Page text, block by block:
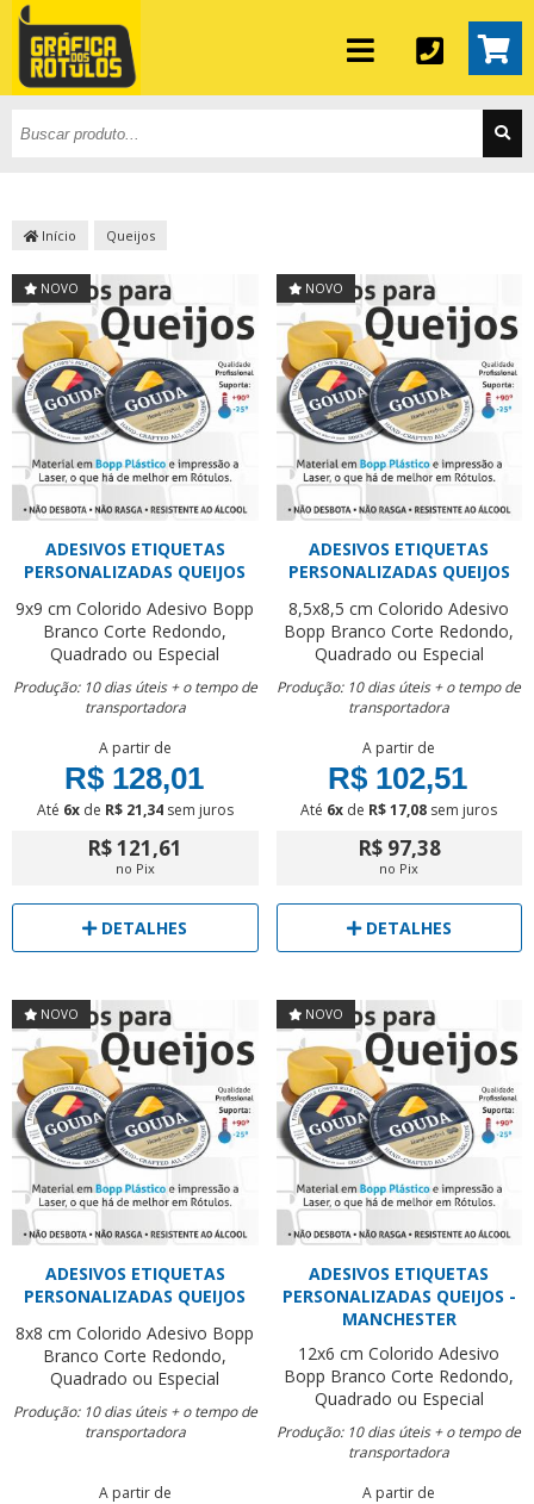
Início Queijos
NOVO
ADESIVOS ETIQUETAS
PERSONALIZADAS QUEIJOS
9x9 cm Colorido Adesivo Bopp
Branco Corte Redondo,
Quadrado ou Especial
Produção: 10 dias úteis + o tempo de
transportadora
A partir de
R$ 128,01
Até 6xde R$ 21,34sem juros
R$ 121,61
no Pix
DETALHES
NOVO
ADESIVOS ETIQUETAS
PERSONALIZADAS QUEIJOS
8,5x8,5 cm Colorido Adesivo
Bopp Branco Corte Redondo,
Quadrado ou Especial
Produção: 10 dias úteis + o tempo de
transportadora
A partir de
R$ 102,51
Até 6x de R$ 17,08 sem juros
R$ 97,38
no Pix
DETALHES
NOVO
ADESIVOS ETIQUETAS
PERSONALIZADAS QUEIJOS
8x8 cm Colorido Adesivo Bopp
Branco Corte Redondo,
Quadrado ou Especial
Produção: 10 dias úteis + o tempo de
transportadora
A partir de
NOVO
ADESIVOS ETIQUETAS
PERSONALIZADAS QUEIJOS -
MANCHESTER
12x6 cm Colorido Adesivo
Bopp Branco Corte Redondo,
Quadrado ou Especial
Produção: 10 dias úteis + o tempo de
transportadora
A partir de